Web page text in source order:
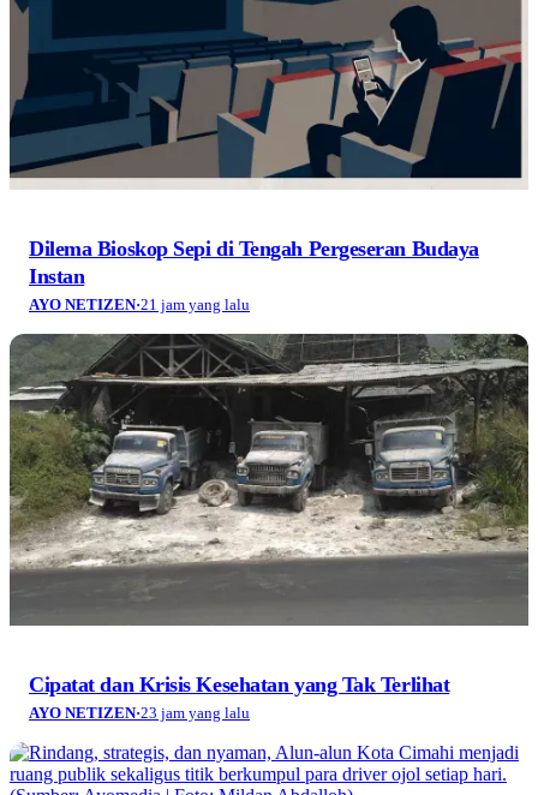
Dilema Bioskop Sepi di Tengah Pergeseran Budaya
Instan
AYO NETIZEN·21 jam yang lalu
Cipatat dan Krisis Kesehatan yang Tak Terlihat
AYO NETIZEN·23 jam yang lalu